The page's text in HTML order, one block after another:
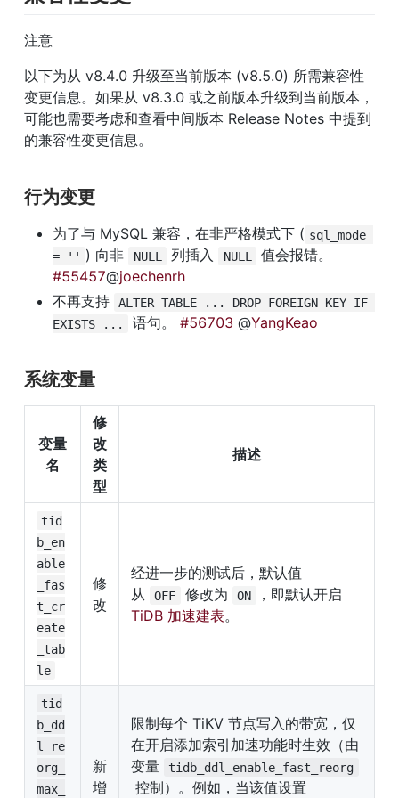
注意
以下为从 v8.4.0 升级至当前版本 (v8.5.0) 所需兼容性
变更信息。如果从 v8.3.0 或之前版本升级到当前版本，
可能也需要考虑和查看中间版本 Release Notes 中提到
的兼容性变更信息。
行为变更
为了与 MySQL 兼容，在非严格模式下 ( sql_mode
= '' ) 向非 NULL 列插入 NULL
值会报错。
#55457@joechenrh
不再支持
ALTER TABLE ... DROP FOREIGN KEY IF
EXISTS ...
语句。 #56703 @YangKeao
系统变量
变量
名
修
改
类
型
描述
tid
b_en
able
_fas
t_cr
eate
_tab
le
修
改
经进一步的测试后，默认值
从
OFF 修改为 ON
，即默认开启
TiDB 加速建表。
tid
b_dd
l_re
org_
max_
新
增
限制每个 TiKV 节点写入的带宽，仅
在开启添加索引加速功能时生效（由
变量
tidb_ddl_enable_fast_reorg
控制）。例如，当该值设置